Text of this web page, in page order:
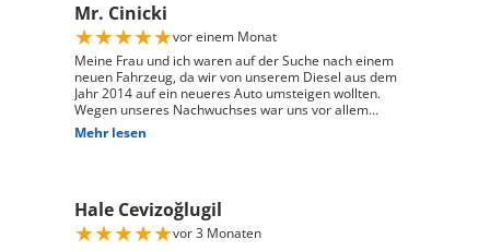
und engagierte Art hat den gesamten Kaufprozess sehr
angenehm gemacht. Die Abwicklung verlief reibungslos
und zuverlässig, und ich habe mein Fahrzeug genau so
erhalten, wie ich es mir vorgestellt habe. Ich kann Auto
Züri West uneingeschränkt weiterempfehlen und
bedanke mich herzlich für den ausgezeichneten Service
Mr. Cinicki
★★★★★vor einem Monat
Meine Frau und ich waren auf der Suche nach einem
neuen Fahrzeug, da wir von unserem Diesel aus dem
Jahr 2014 auf ein neueres Auto umsteigen wollten.
Wegen unseres Nachwuchses war uns vor allem
wichtig, dass genügend Platz für einen Kindersitz
vorhanden ist und das Fahrzeug gut zu unserem Alltag
Bedürfnisse mit Kindersitz hinter dem Fahrer leider
etwas zu klein. Nach der Probefahrt hat uns der Berater
als nächstgrössere passende Option den Peugeot 2008
Mehr lesen
Hale Cevizoğlugil
★★★★★vor 3 Monaten